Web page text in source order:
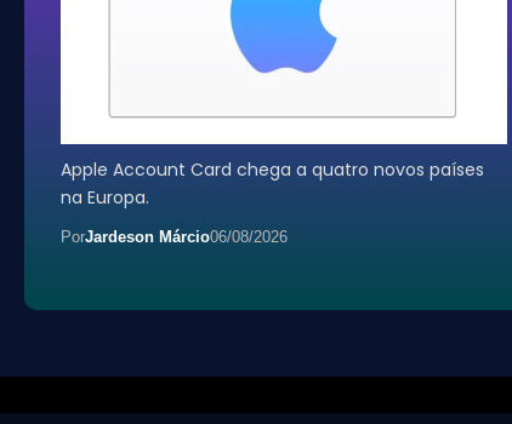
Apple Account Card chega a quatro novos países
na Europa.
PorJardeson Márcio06/08/2026